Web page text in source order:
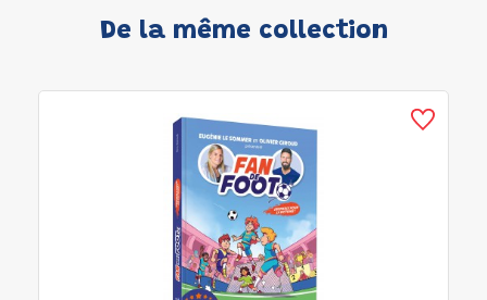
De la même collection